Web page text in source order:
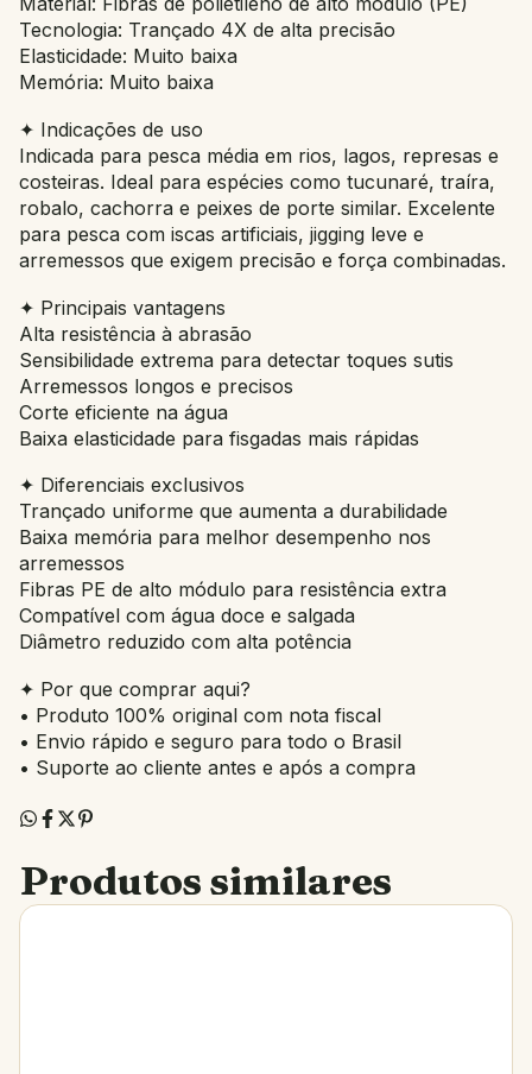
Tecnologia: Trançado 4X de alta precisão
Elasticidade: Muito baixa
Memória: Muito baixa
✦ Indicações de uso
Indicada para pesca média em rios, lagos, represas e
costeiras. Ideal para espécies como tucunaré, traíra,
robalo, cachorra e peixes de porte similar. Excelente
para pesca com iscas artificiais, jigging leve e
arremessos que exigem precisão e força combinadas.
✦ Principais vantagens
Alta resistência à abrasão
Sensibilidade extrema para detectar toques sutis
Arremessos longos e precisos
Corte eficiente na água
Baixa elasticidade para fisgadas mais rápidas
✦ Diferenciais exclusivos
Trançado uniforme que aumenta a durabilidade
Baixa memória para melhor desempenho nos
arremessos
Fibras PE de alto módulo para resistência extra
Compatível com água doce e salgada
Diâmetro reduzido com alta potência
✦ Por que comprar aqui?
• Produto 100% original com nota fiscal
• Envio rápido e seguro para todo o Brasil
• Suporte ao cliente antes e após a compra
Produtos similares